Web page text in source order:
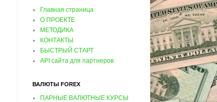
Главная страница
О ПРОЕКТЕ
МЕТОДИКА
КОНТАКТЫ
БЫСТРЫЙ СТАРТ
API сайта для партнеров
ВАЛЮТЫ FOREX
ПАРНЫЕ ВАЛЮТНЫЕ КУРСЫ